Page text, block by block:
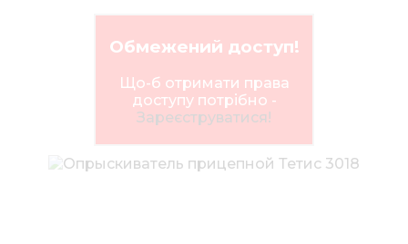
Обмежений доступ!
Що-б отримати права
доступу потрібно -
Зареєструватися!